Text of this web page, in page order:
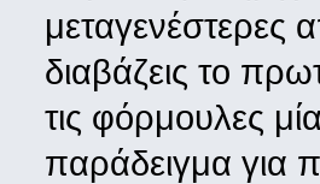
μεταγενέστερες
διαβάζεις το
τις φόρμουλες
παράδειγμα για